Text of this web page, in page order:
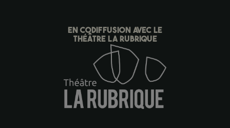
EN CODIFFUSION AVEC LE
THÉÂTRE LA RUBRIQUE